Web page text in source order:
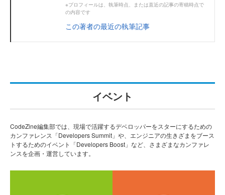
※プロフィールは、執筆時点、または直近の記事の寄稿時点で
の内容です
この著者の最近の執筆記事
イベント
CodeZine編集部では、現場で活躍するデベロッパーをスターにするための
カンファレンス「Developers Summit」や、エンジニアの生きざまをブース
トするためのイベント「Developers Boost」など、さまざまなカンファレ
ンスを企画・運営しています。